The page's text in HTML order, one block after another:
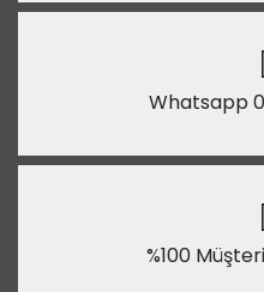
Whatsapp
%100